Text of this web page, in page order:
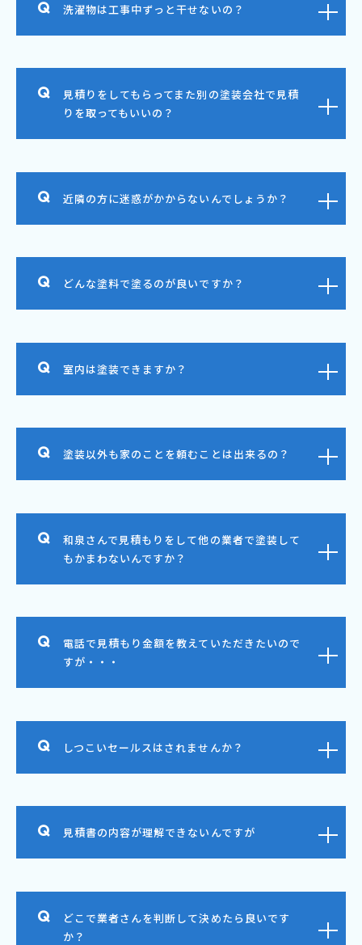
洗濯物は工事中ずっと干せないの？
見積りをしてもらってまた別の塗装会社で見積
りを取ってもいいの？
近隣の方に迷惑がかからないんでしょうか？
どんな塗料で塗るのが良いですか？
室内は塗装できますか？
塗装以外も家のことを頼むことは出来るの？
和泉さんで見積もりをして他の業者で塗装して
もかまわないんですか？
電話で見積もり金額を教えていただきたいので
すが・・・
しつこいセールスはされませんか？
見積書の内容が理解できないんですが
どこで業者さんを判断して決めたら良いです
か？